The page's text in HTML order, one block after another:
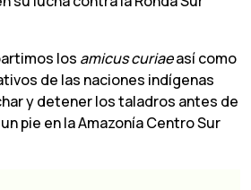
los amicus curiaeasí como
de las naciones indígenas
y detener los taladros antes de
pie en la Amazonía Centro Sur